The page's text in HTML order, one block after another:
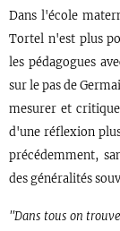
Dans l'école
Tortel n'est plus
les pédagogues
sur le pas de
mesurer et
d'une réflexion
précédemment,
des généralités
"Dans tous on